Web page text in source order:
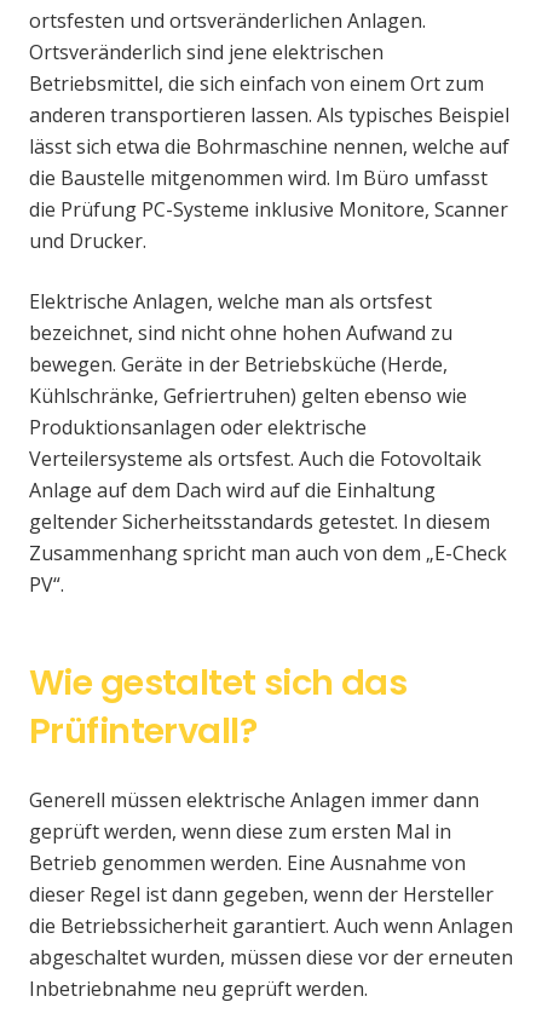
ortsfesten und ortsveränderlichen Anlagen.
Ortsveränderlich sind jene elektrischen
Betriebsmittel, die sich einfach von einem Ort zum
anderen transportieren lassen. Als typisches Beispiel
lässt sich etwa die Bohrmaschine nennen, welche auf
die Baustelle mitgenommen wird. Im Büro umfasst
die Prüfung PC-Systeme inklusive Monitore, Scanner
und Drucker.
Elektrische Anlagen, welche man als ortsfest
bezeichnet, sind nicht ohne hohen Aufwand zu
bewegen. Geräte in der Betriebsküche (Herde,
Kühlschränke, Gefriertruhen) gelten ebenso wie
Produktionsanlagen oder elektrische
Verteilersysteme als ortsfest. Auch die Fotovoltaik
Anlage auf dem Dach wird auf die Einhaltung
geltender Sicherheitsstandards getestet. In diesem
Zusammenhang spricht man auch von dem „E-Check
PV“.
Wie gestaltet sich das
Prüfintervall?
Generell müssen elektrische Anlagen immer dann
geprüft werden, wenn diese zum ersten Mal in
Betrieb genommen werden. Eine Ausnahme von
dieser Regel ist dann gegeben, wenn der Hersteller
die Betriebssicherheit garantiert. Auch wenn Anlagen
abgeschaltet wurden, müssen diese vor der erneuten
Inbetriebnahme neu geprüft werden.